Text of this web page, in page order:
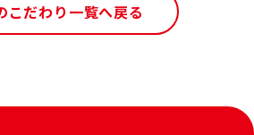
こだわり一覧へ戻る